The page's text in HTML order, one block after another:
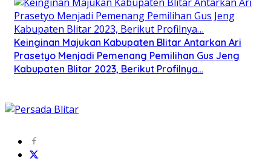
Keinginan Majukan Kabupaten Blitar Antarkan Ari
Prasetyo Menjadi Pemenang Pemilihan Gus Jeng
Kabupaten Blitar 2023, Berikut Profilnya…